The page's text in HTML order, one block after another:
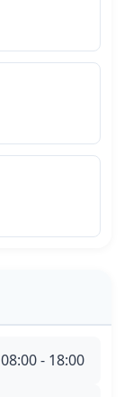
08:00 - 18:00